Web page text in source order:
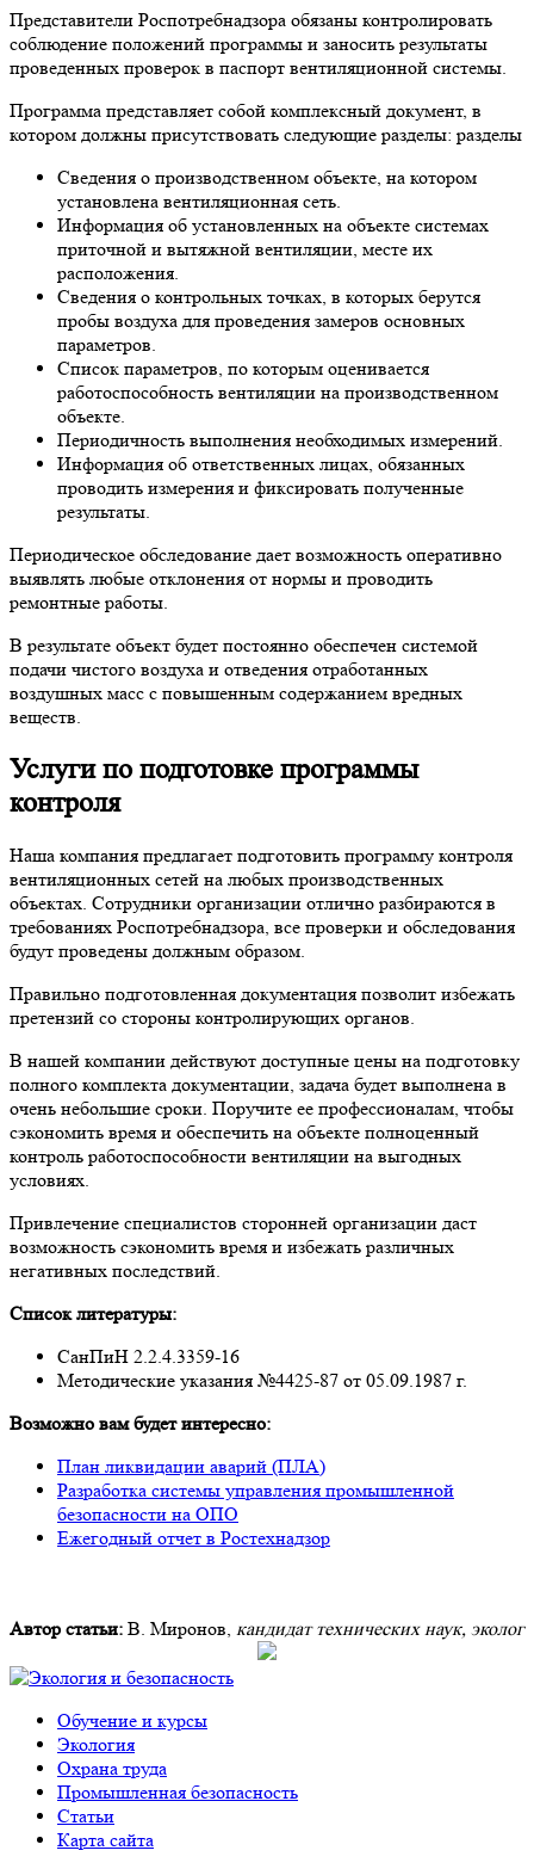
Представители Роспотребнадзора обязаны контролировать
соблюдение положений программы и заносить результаты
проведенных проверок в паспорт вентиляционной системы.
Программа представляет собой комплексный документ, в
котором должны присутствовать следующие разделы: разделы
Сведения о производственном объекте, на котором
установлена вентиляционная сеть.
Информация об установленных на объекте системах
приточной и вытяжной вентиляции, месте их
расположения.
Сведения о контрольных точках, в которых берутся
пробы воздуха для проведения замеров основных
параметров.
Список параметров, по которым оценивается
работоспособность вентиляции на производственном
объекте.
Периодичность выполнения необходимых измерений.
Информация об ответственных лицах, обязанных
проводить измерения и фиксировать полученные
результаты.
Периодическое обследование дает возможность оперативно
выявлять любые отклонения от нормы и проводить
ремонтные работы.
В результате объект будет постоянно обеспечен системой
подачи чистого воздуха и отведения отработанных
воздушных масс с повышенным содержанием вредных
веществ.
Услуги по подготовке программы
контроля
Наша компания предлагает подготовить программу контроля
вентиляционных сетей на любых производственных
объектах. Сотрудники организации отлично разбираются в
требованиях Роспотребнадзора, все проверки и обследования
будут проведены должным образом.
Правильно подготовленная документация позволит избежать
претензий со стороны контролирующих органов.
В нашей компании действуют доступные цены на подготовку
полного комплекта документации, задача будет выполнена в
очень небольшие сроки. Поручите ее профессионалам, чтобы
сэкономить время и обеспечить на объекте полноценный
контроль работоспособности вентиляции на выгодных
условиях.
Привлечение специалистов сторонней организации даст
возможность сэкономить время и избежать различных
негативных последствий.
Список литературы:
СанПиН 2.2.4.3359-16
Методические указания №4425-87 от 05.09.1987 г.
Возможно вам будет интересно:
План ликвидации аварий (ПЛА)
Разработка системы управления промышленной
безопасности на ОПО
Ежегодный отчет в Ростехнадзор
Автор статьи: В. Миронов, кандидат технических наук, эколог
Обучение и курсы
Экология
Охрана труда
Промышленная безопасность
Cтатьи
Карта сайта